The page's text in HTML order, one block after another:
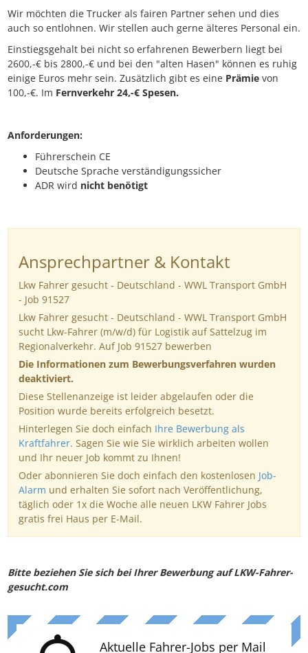
Wir möchten die Trucker als fairen Partner sehen und dies
auch so entlohnen. Wir stellen auch gerne älteres Personal ein.
Einstiegsgehalt bei nicht so erfahrenen Bewerbern liegt bei
2600,-€ bis 2800,-€ und bei den "alten Hasen" können es ruhig
einige Euros mehr sein. Zusätzlich gibt es eine Prämie von
100,-€. Im Fernverkehr 24,-€ Spesen.
Anforderungen:
Führerschein CE
Deutsche Sprache verständigungssicher
ADR wird nicht benötigt
Ansprechpartner & Kontakt
Lkw Fahrer gesucht - Deutschland - WWL Transport GmbH
- Job 91527
Lkw Fahrer gesucht - Deutschland - WWL Transport GmbH
sucht Lkw-Fahrer (m/w/d) für Logistik auf Sattelzug im
Regionalverkehr. Auf Job 91527 bewerben
Die Informationen zum Bewerbungsverfahren wurden
deaktiviert.
Diese Stellenanzeige ist leider abgelaufen oder die
Position wurde bereits erfolgreich besetzt.
Hinterlegen Sie doch einfach Ihre Bewerbung als
Kraftfahrer. Sagen Sie wie Sie wirklich arbeiten wollen
und Ihr neuer Job kommt zu Ihnen!
Oder abonnieren Sie doch einfach den kostenlosen Job-
Alarm und erhalten Sie sofort nach Veröffentlichung,
täglich oder 1x die Woche alle neuen LKW Fahrer Jobs
gratis frei Haus per E-Mail.
Bitte beziehen Sie sich bei Ihrer Bewerbung auf LKW-Fahrer-
gesucht.com
Aktuelle Fahrer-Jobs per Mail